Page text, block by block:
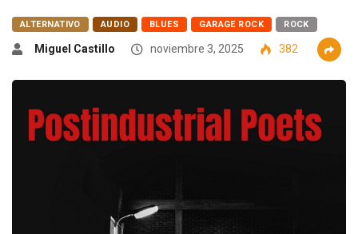
ALTERNATIVO AUDIO BLUES GARAGE ROCK ROCK
Miguel Castillo noviembre 3, 2025 382